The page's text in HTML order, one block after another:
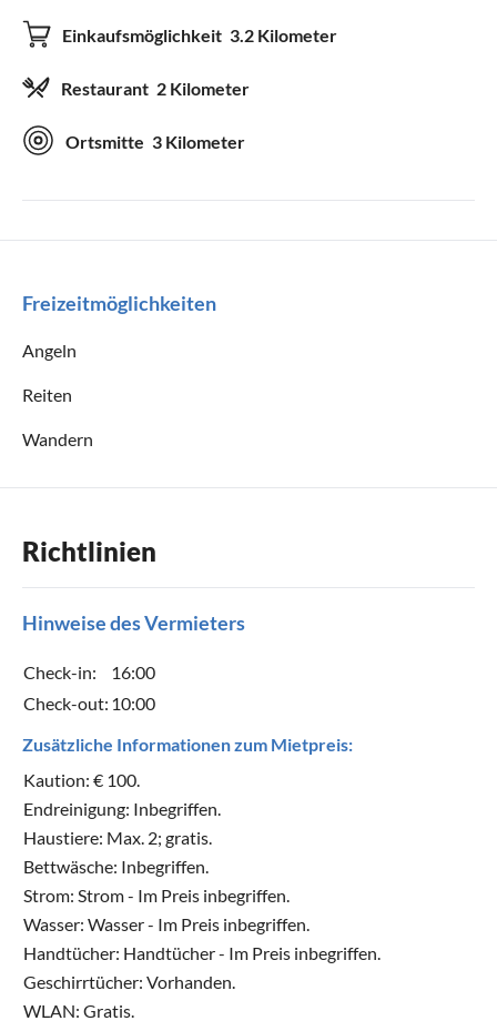
Boot
CD-Spieler
Fahrräder
Waschmaschine
WLAN
Bügeleisen
Bügelbrett
Föhn
DVD-Player
Nichtraucher
Einkaufsmöglichkeit 3.2 Kilometer
Restaurant 2 Kilometer
Ortsmitte 3 Kilometer
Freizeitmöglichkeiten
Angeln
Reiten
Wandern
Richtlinien
Hinweise des Vermieters
Check-in:
16:00
Check-out: 10:00
Zusätzliche Informationen zum Mietpreis:
Kaution: € 100.
Endreinigung: Inbegriffen.
Haustiere: Max. 2; gratis.
Bettwäsche: Inbegriffen.
Strom: Strom - Im Preis inbegriffen.
Wasser: Wasser - Im Preis inbegriffen.
Handtücher: Handtücher - Im Preis inbegriffen.
Geschirrtücher: Vorhanden.
WLAN: Gratis.